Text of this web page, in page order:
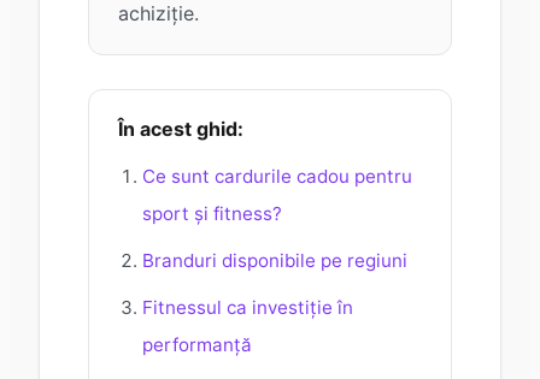
achiziție.
În acest ghid:
Ce sunt cardurile cadou pentru
sport și fitness?
Branduri disponibile pe regiuni
Fitnessul ca investiție în
performanță